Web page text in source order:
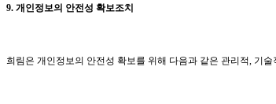
9. 개인정보의 안전성 확보조치
희림은 개인정보의 안전성 확보를 위해 다음과 같은 관리적 기술